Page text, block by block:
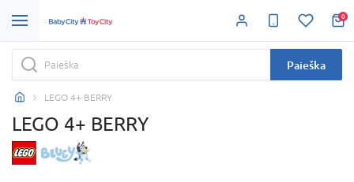
0
Paieška
LEGO 4+ BERRY
LEGO 4+ BERRY